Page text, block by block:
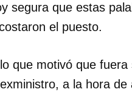
segura que estas
el puesto.
que motivó que
a la hora de